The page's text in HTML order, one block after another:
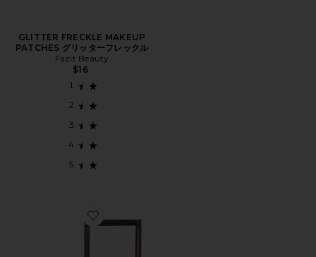
GLITTER FRECKLE MAKEUP
PATCHES グリッターフレックル
Fazit Beauty
$16
Favorite QUICK & EASY MAKEUP メイクアップセット